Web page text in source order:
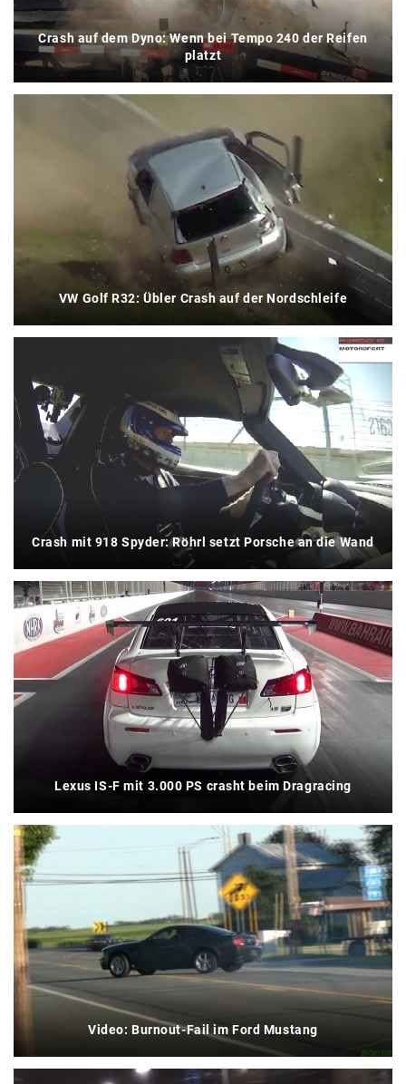
Crash auf dem Dyno: Wenn bei Tempo 240 der Reifen
platzt
VW Golf R32: Übler Crash auf der Nordschleife
Crash mit 918 Spyder: Röhrl setzt Porsche an die Wand
Lexus IS-F mit 3.000 PS crasht beim Dragracing
Video: Burnout-Fail im Ford Mustang